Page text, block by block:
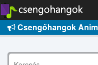
Csengőhangok